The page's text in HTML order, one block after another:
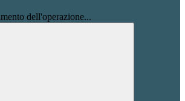
dell'operazione...